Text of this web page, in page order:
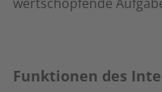
Funktionen des